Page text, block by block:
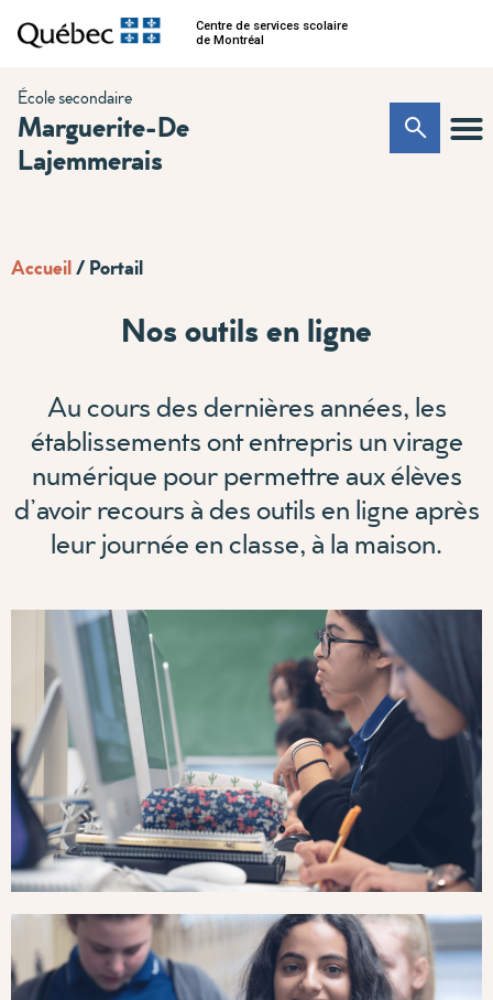
Centre de services scolaire
de Montréal
École secondaire
Marguerite-De
Lajemmerais
Accueil/Portail
Nos outils en ligne
Au cours des dernières années, les
établissements ont entrepris un virage
numérique pour permettre aux élèves
d’avoir recours à des outils en ligne après
leur journée en classe, à la maison.